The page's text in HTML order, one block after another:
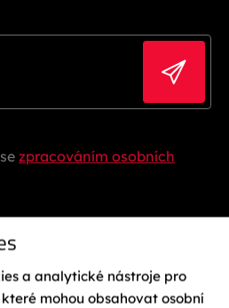
zpracováním osobních
a analytické nástroje pro
mohou obsahovat osobní